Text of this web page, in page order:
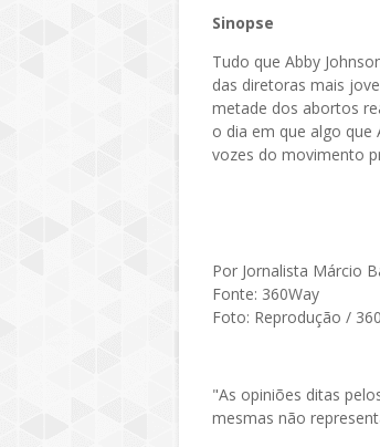
Sinopse
Tudo que Abby
das diretoras mais
metade dos abortos
o dia em que algo que
vozes do movimento
Por Jornalista Márcio
Fonte: 360Way
Foto: Reprodução /
"As opiniões ditas
mesmas não